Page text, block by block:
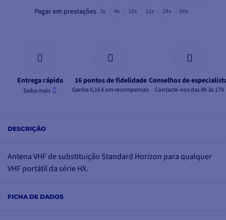
Pagar em prestações 3x 4x 10x 12x 24x 60x
Entrega rápida
Saiba mais
16 pontos de fidelidade
Ganhe 0,16 € em recompensas
Conselhos de
Contacte-nos das 8h às 17h
FICHA DE DADOS
DESCRIÇÃO
Antena VHF de substituição Standard Horizon para qualquer
VHF portátil da série HX.